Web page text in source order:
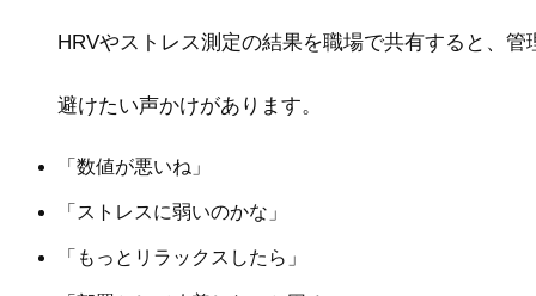
HRVやストレス測定の結果を職場で共有すると、
避けたい声かけがあります。
「数値が悪いね」
「ストレスに弱いのかな」
「もっとリラックスしたら」